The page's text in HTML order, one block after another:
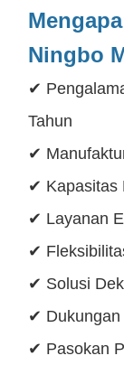
Ningbo
✔
Tahun
✔
✔ Kapasitas
✔ Layanan
✔
✔ Solusi
✔ Dukungan
✔ Pasokan